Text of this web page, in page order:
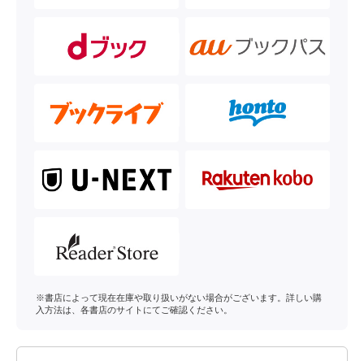
※書店によって現在在庫や取り扱いがない場合がございます。詳しい購
入方法は、各書店のサイトにてご確認ください。